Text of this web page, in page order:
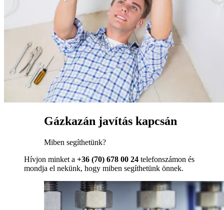
Gázkazán javítás kapcsán
Miben segíthetünk?
Hívjon minket a +36 (70) 678 00 24 telefonszámon és
mondja el nekünk, hogy miben segíthetünk önnek.